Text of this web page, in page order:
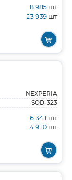
8 985 шт
23 939 шт
NEXPERIA
SOD-323
6 341 шт
4 910 шт